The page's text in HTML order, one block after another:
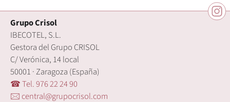
Grupo Crisol
IBECOTEL, S.L.
Gestora del Grupo CRISOL
C/ Verónica, 14 local
50001 · Zaragoza (España)
☎ Tel. 976 22 24 90
🖂 central@grupocrisol.com